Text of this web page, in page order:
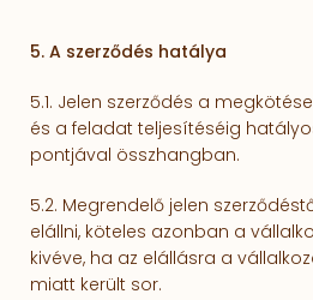
5. A szerződés hatálya
5.1. Jelen szerződés a
és a feladat teljesítéséig
pontjával összhangban.
5.2. Megrendelő jelen
elállni, kö­teles azonban a
kivéve, ha az elállásra a
miatt került sor.